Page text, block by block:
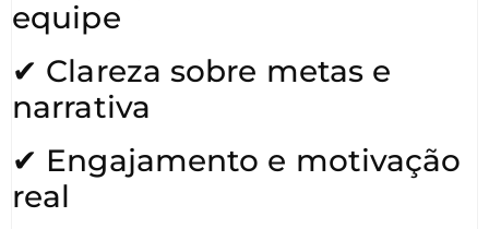
equipe
✔ Clareza sobre metas e
narrativa
✔ Engajamento e motivação
real